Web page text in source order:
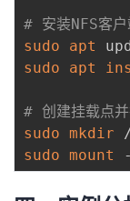
# 安装NFS客户
sudo
apt
sudo
apt
# 创建挂载点
sudo mkdir
sudo mount